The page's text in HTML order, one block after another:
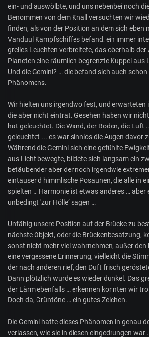
ein- und auswölbte, und uns nebenbei noch
Benommen von dem Knall versuchten wir
finden, als von der Position an dem sich eben
Vanduul Kampfschiffes befand, ein immer
grelles Leuchten verbreitete, das oberhalb der
Planeten eine räumlich begrenzte Kuppel aus
Und die Gemini? … die befand sich auch
Phänomens.
Wir hielten uns irgendwo fest, und erwarteten
die aber nicht eintrat. Gesehen haben wir
hat geleuchtet. Die Wand, der Boden, die Luft
geleuchtet ... es war sinnlos die Augen davor
Während die Gemini sich eine gefühlte
aus Licht bewegte, bildete sich langsam ein
betäubender aber dennoch irgendwie
eintausend himmlische Posaunen, die alle in
spielten … Harmonie ist etwas anderes … aber
unbedingt 'zur Hölle‘ sagen …
Unfähig unsere Position auf der Brücke zu
nächste Objekt, oder die Brückenbesatzung,
sonst nicht mehr viel wahrnehmen, außer den
eine vergessene Erinnerung, vielleicht die
der nach anderen rief, den Duft frisch
Dann plötzlich wurde es wieder dunkel. Das
der Lärm ebenfalls … erkennen konnten wir
Doch da, Grüntöne … ein gutes Zeichen.
Die Gemini hatte dieses Phänomen in genau
verlassen, wie sie in diesen eingedrungen war